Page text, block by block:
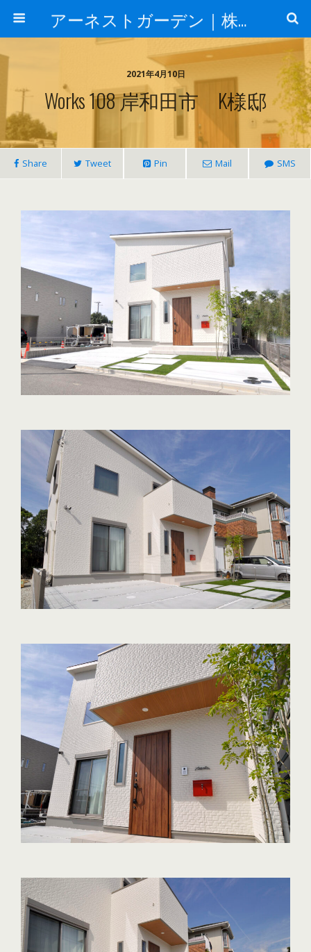
アーネストガーデン｜株式会社三栄建設
2021年4月10日
Works 108 岸和田市 K様邸
Share Tweet Pin Mail SMS